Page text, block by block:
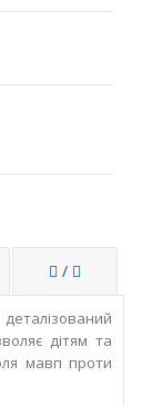
/
дітям та
мавп проти